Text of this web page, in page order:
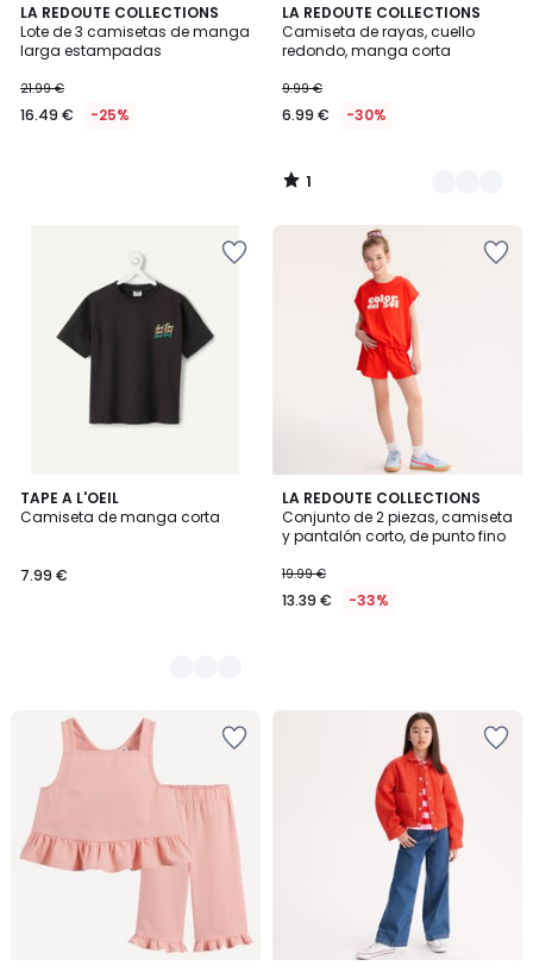
LA REDOUTE COLLECTIONS
Lote de 3 camisetas de manga
larga estampadas
21.99 €
16.49 € -25%
LA REDOUTE COLLECTIONS
Camiseta de rayas, cuello
redondo, manga corta
9.99 €
6.99 € -30%
1
/
5
2
Colores
1
/
TAPE A L'OEIL
Camiseta de manga corta
7.99 €
2
Colores
LA REDOUTE COLLECTIONS
Conjunto de 2 piezas, camiseta
y pantalón corto, de punto fino
19.99 €
13.39 € -33%